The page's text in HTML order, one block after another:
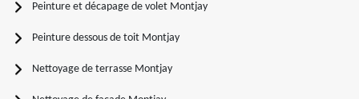
Peinture et décapage de volet Montjay
Peinture dessous de toit Montjay
Nettoyage de terrasse Montjay